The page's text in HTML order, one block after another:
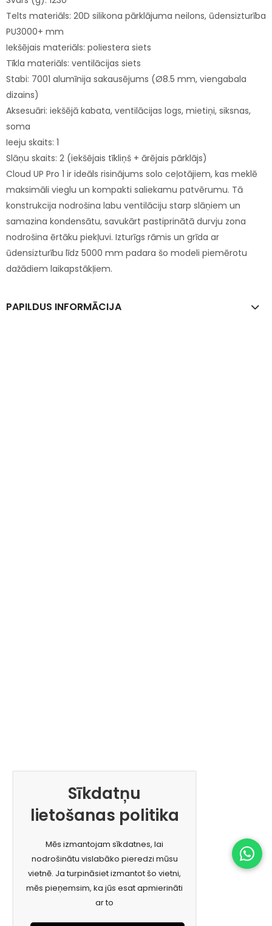
Telts materiāls: 20D silikona pārklājuma neilons, ūdensizturība
PU3000+ mm
Iekšējais materiāls: poliestera siets
Tīkla materiāls: ventilācijas siets
Stabi: 7001 alumīnija sakausējums (Ø8.5 mm, viengabala
dizains)
Aksesuāri: iekšējā kabata, ventilācijas logs, mietiņi, siksnas,
soma
Ieeju skaits: 1
Slāņu skaits: 2 (iekšējais tīkliņš + ārējais pārklājs)
Cloud UP Pro 1 ir ideāls risinājums solo ceļotājiem, kas meklē
maksimāli vieglu un kompakti saliekamu patvērumu. Tā
konstrukcija nodrošina labu ventilāciju starp slāņiem un
samazina kondensātu, savukārt pastiprinātā durvju zona
nodrošina ērtāku piekļuvi. Izturīgs rāmis un grīda ar
ūdensizturību līdz 5000 mm padara šo modeli piemērotu
dažādiem laikapstākļiem.
PAPILDUS INFORMĀCIJA
Sīkdatņu
lietošanas politika
Mēs izmantojam sīkdatnes, lai
nodrošinātu vislabāko pieredzi mūsu
vietnē. Ja turpināsiet izmantot šo vietni,
mēs pieņemsim, ka jūs esat apmierināti
ar to